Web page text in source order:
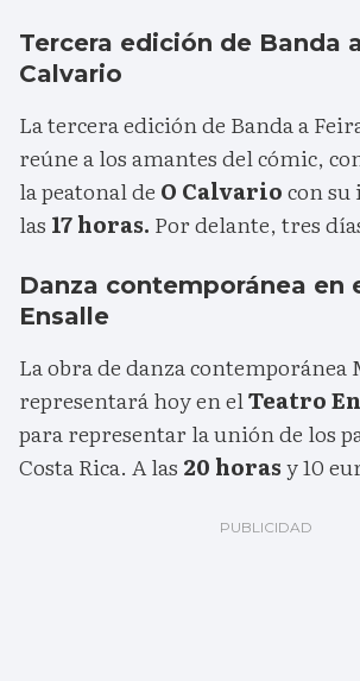
Tercera edición de Banda
Calvario
La tercera edición de Banda a
reúne a los amantes del cómic,
la peatonal de O Calvariocon su
las 17 horas. Por delante, tres
Danza contemporánea en
Ensalle
La obra de danza contemporánea
representará hoy en elTeatro
para representar la unión de los
Costa Rica. A las 20 horasy 10